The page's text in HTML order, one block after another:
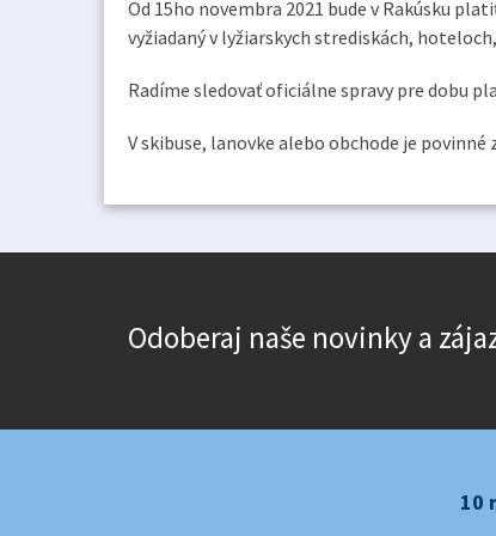
Od 15ho novembra 2021 bude v Rakúsku
vyžiadaný v lyžiarskych strediskách,
Radíme sledovať oficiálne spravy pre dobu
V skibuse, lanovke alebo obchode je
Odoberaj naše novinky a
10